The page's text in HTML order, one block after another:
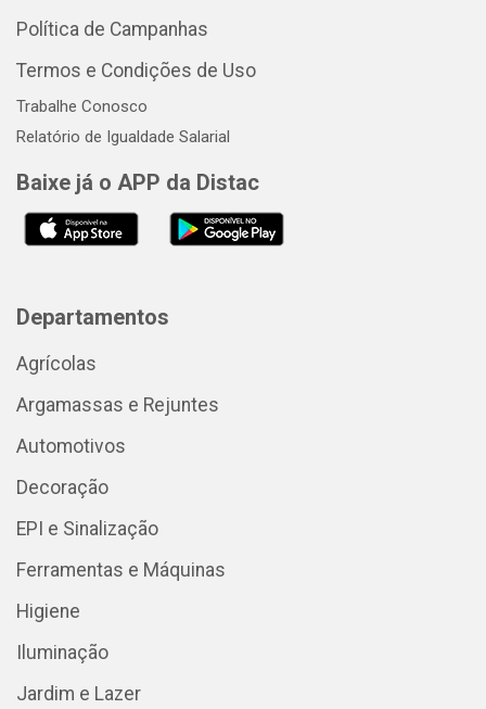
Política de Campanhas
Termos e Condições de Uso
Trabalhe Conosco
Relatório de Igualdade Salarial
Baixe já o APP da Distac
Departamentos
Agrícolas
Argamassas e Rejuntes
Automotivos
Decoração
EPI e Sinalização
Ferramentas e Máquinas
Higiene
Iluminação
Jardim e Lazer